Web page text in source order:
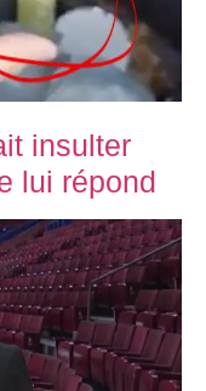
insulter
lui répond